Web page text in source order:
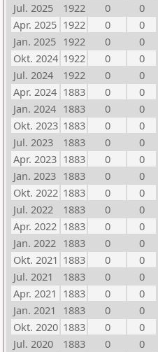
Jul. 2025
1922 0
0
Apr. 2025 1922 0
0
Jan. 2025 1922 0
0
Okt. 2024 1922 0
0
Jul. 2024
1922 0
0
Apr. 2024 1883 0
0
Jan. 2024 1883 0
0
Okt. 2023 1883 0
0
Jul. 2023
1883 0
0
Apr. 2023 1883 0
0
Jan. 2023 1883 0
0
Okt. 2022 1883 0
0
Jul. 2022
1883 0
0
Apr. 2022 1883 0
0
Jan. 2022 1883 0
0
Okt. 2021 1883 0
0
Jul. 2021
1883 0
0
Apr. 2021 1883 0
0
Jan. 2021
1883 0
0
Okt. 2020 1883 0
0
Jul. 2020
1883 0
0